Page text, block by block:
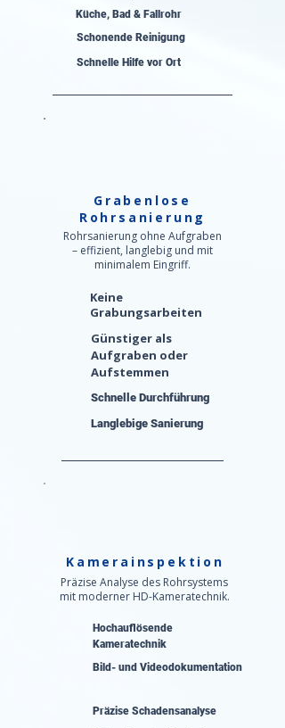
Küche, Bad & Fallrohr
Schonende Reinigung
Schnelle Hilfe vor Ort
Grabenlose
Rohrsanierung
Rohrsanierung ohne Aufgraben
– effizient, langlebig und mit
minimalem Eingriff.
Keine
Grabungsarbeiten
Günstiger als
Aufgraben oder
Aufstemmen
Schnelle Durchführung
Langlebige Sanierung
Kamerainspektion
Präzise Analyse des Rohrsystems
mit moderner HD-Kameratechnik.
Hochauflösende
Kameratechnik
Bild- und Videodokumentation
Präzise Schadensanalyse​